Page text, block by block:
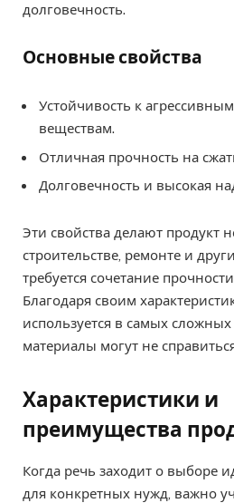
долговечность.
Основные свойства
Устойчивость к
веществам.
Отличная прочность на
Долговечность и высокая
Эти свойства делают продукт
строительстве, ремонте и
требуется сочетание
Благодаря своим
используется в самых сложных
материалы могут не
Характеристики и
преимущества
Когда речь заходит о выборе
для конкретных нужд, важно